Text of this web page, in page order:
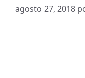
agosto 27, 2018